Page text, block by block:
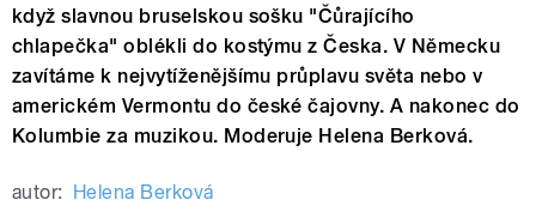
když slavnou bruselskou sošku "Čůrajícího
chlapečka" oblékli do kostýmu z Česka. V Německu
zavítáme k nejvytíženějšímu průplavu světa nebo v
americkém Vermontu do české čajovny. A nakonec do
Kolumbie za muzikou. Moderuje Helena Berková.
autor: Helena Berková